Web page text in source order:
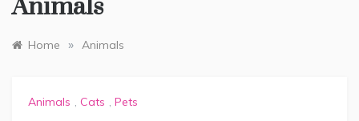
Animals
Home » Animals
Animals , Cats , Pets